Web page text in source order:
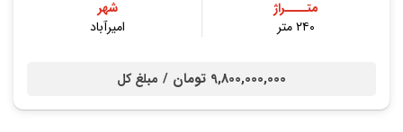
متــــراژ
۲۴۰ متر
شهر
امیرآباد
9,800,000,000 تومان / مبلغ کل